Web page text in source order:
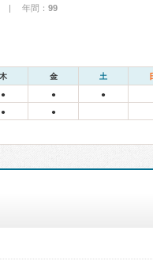
| 年間： 99
木 金 土
● ● ●
● ●